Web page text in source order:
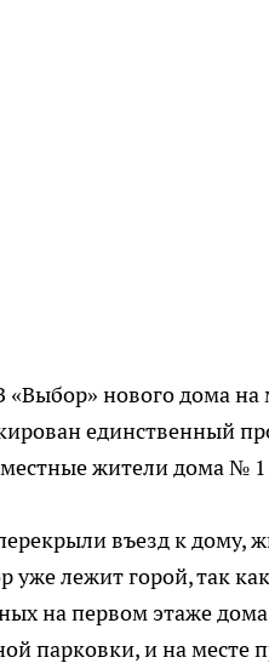
нового дома на
единственный
жители дома №
въезд к дому,
уже лежит горой, так
на первом этаже
парковки, и на